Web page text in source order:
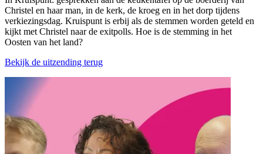
Christel en haar man, in de kerk, de kroeg en in het dorp tijdens
verkiezingsdag. Kruispunt is erbij als de stemmen worden geteld en
kijkt met Christel naar de exitpolls. Hoe is de stemming in het
Oosten van het land?
Bekijk de uitzending terug